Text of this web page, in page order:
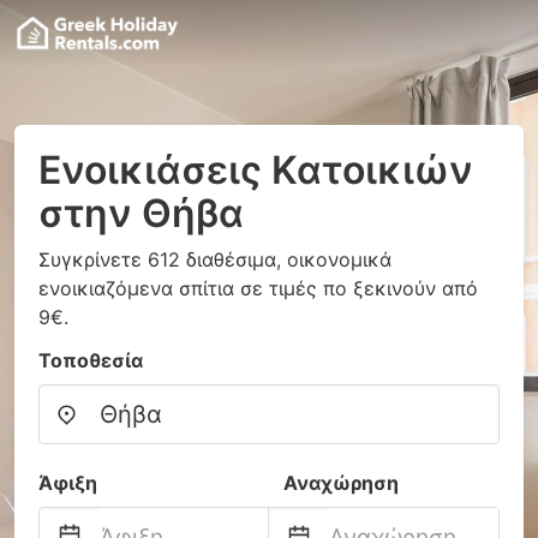
Ενοικιάσεις Κατοικιών
στην Θήβα
Συγκρίνετε 612 διαθέσιμα, οικονομικά
ενοικιαζόμενα σπίτια σε τιμές πο ξεκινούν από
9€.
Τοποθεσία
Άφιξη Αναχώρηση